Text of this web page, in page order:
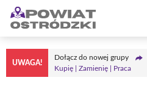
Przejdź
treści
UWAGA!
Dołącz do nowej grupy
Kupię | Zamienię | Praca